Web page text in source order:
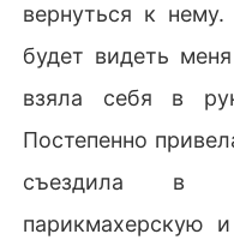
вернуться к
будет видеть
взяла себя в
Постепенно
съездила в
парикмахерскую